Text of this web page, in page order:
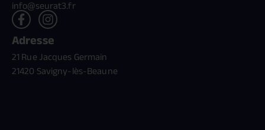
info@seurat3.fr
Adresse
21 Rue Jacques Germain
21420 Savigny-lès-Beaune